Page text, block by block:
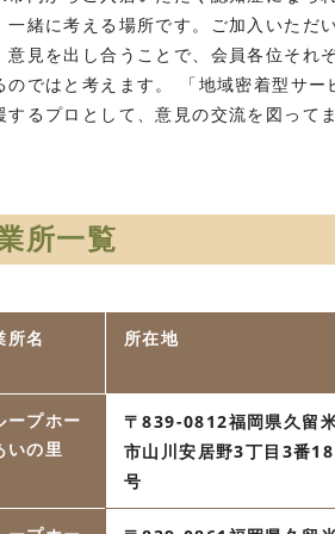
一緒に考える場所です。ご加入いただ
意見を出し合うことで、会員各位それ
のではと考えます。 「地域密着型サ
するプロとして、意見の交流を図って
所一覧
所名 所在地
ープホー
いの里
〒839-0812福岡県久留
市山川安居野3丁目3番18
号